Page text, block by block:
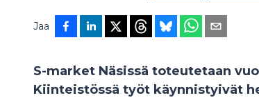
Jaa
S-market Näsissä toteutetaan
Kiinteistössä työt käynnistyivät